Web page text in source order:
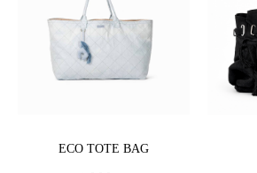
ECO TOTE BAG